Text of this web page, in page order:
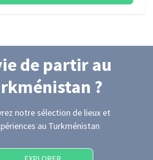
de partir au
?
notre sélection de lieux et
au Turkménistan